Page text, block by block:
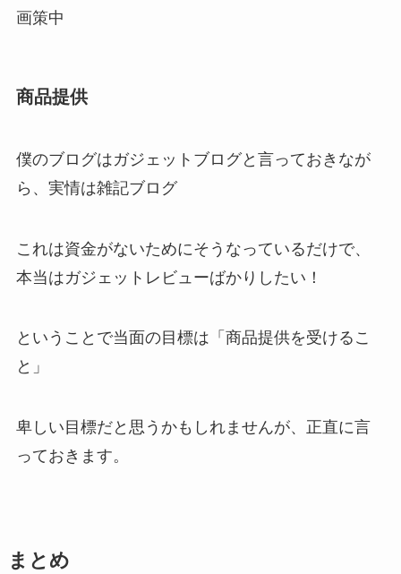
画策中
商品提供
僕のブログはガジェットブログと言っておきなが
ら、実情は雑記ブログ
これは資金がないためにそうなっているだけで、
本当はガジェットレビューばかりしたい！
ということで当面の目標は「商品提供を受けるこ
と」
卑しい目標だと思うかもしれませんが、正直に言
っておきます。
まとめ